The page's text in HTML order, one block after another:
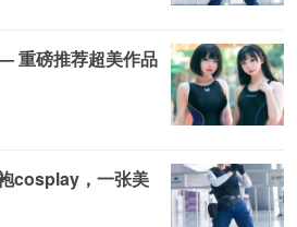
重磅推荐超美作品
cosplay，一张美